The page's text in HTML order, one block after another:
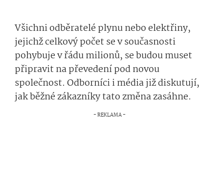
Všichni odběratelé plynu nebo elektřiny,
jejichž celkový počet se v současnosti
pohybuje v řádu milionů, se budou muset
připravit na převedení pod novou
společnost. Odborníci i média již diskutují,
jak běžné zákazníky tato změna zasáhne.